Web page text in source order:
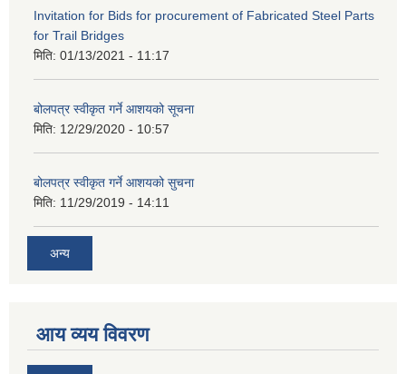
Invitation for Bids for procurement of Fabricated Steel Parts
for Trail Bridges
मिति: 01/13/2021 - 11:17
बोलपत्र स्वीकृत गर्ने आशयको सूचना
मिति: 12/29/2020 - 10:57
बोलपत्र स्वीकृत गर्ने आशयको सुचना
मिति: 11/29/2019 - 14:11
अन्य
आय व्यय विवरण